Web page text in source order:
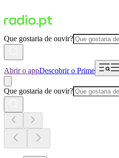
Que gostaria de ouvir?
Abrir o appDescobrir o Prime
Que gostaria de ouvir?